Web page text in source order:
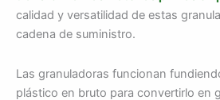
calidad y versatilidad de estas
cadena de suministro.
Las granuladoras funcionan
plástico en bruto para convertirlo en